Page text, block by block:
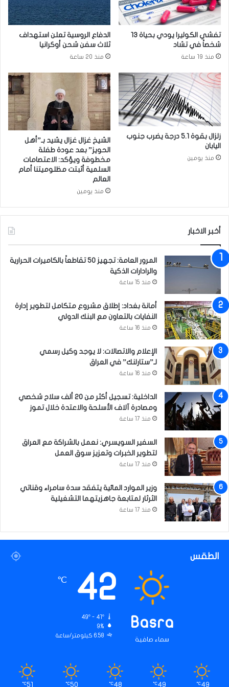
ا
ت
ط
ي
ة
"
د
ت
"
ق
د
ه
ي
م
ن
ف
ي
تفشي الكوليرا يودي بحياة 13
شخصاً في تشاد
منذ 19 ساعة
الدفاع الروسية تعلن استهداف
ثلاث سفن شحن أوكرانيا
منذ 20 ساعة
زلزال بقوة 5.1 درجة يضرب جنوب
اليابان
منذ يومين
الشيخ غزال غزال يشيد بـ”أهل
الحويز” بعد عودة طفلة
مخطوفة ويؤكد: الاعتصامات
السلمية أثبتت مظلوميتنا أمام
العالم
منذ يومين
أخبر الاخبار
المرور العامة: تجهيز 50 تقاطعاً بالكاميرات الحرارية
والرادارات الذكية
منذ 15 ساعة
أمانة بغداد: إطلاق مشروع متكامل لتطوير إدارة
النفايات بالتعاون مع البنك الدولي
منذ 16 ساعة
الإعلام والاتصالات: لا يوجد وكيل رسمي
لـ”ستارلنك” في العراق
منذ 16 ساعة
الداخلية: تسجيل أكثر من 20 ألف سلاح شخصي
ومصادرة آلاف الأسلحة والاعتدة خلال تموز
منذ 17 ساعة
السفير السويسري: نعمل بالشراكة مع العراق
لتطوير الخبرات وتعزيز سوق العمل
منذ 17 ساعة
وزير الموارد المائية يتفقد سدة سامراء وقناتي
الثرثار لمتابعة جاهزيتهما التشغيلية
منذ 17 ساعة
الطقس
Basra
سماء صافية
42
℃
49º - 41º
9%
6.58 كيلومتر/ساعة
49
℃
49
℃
48
℃
50
℃
51
℃